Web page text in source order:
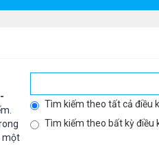
-
một
Tìm kiếm theo tất cả điều
Tìm kiếm theo bất kỳ điều